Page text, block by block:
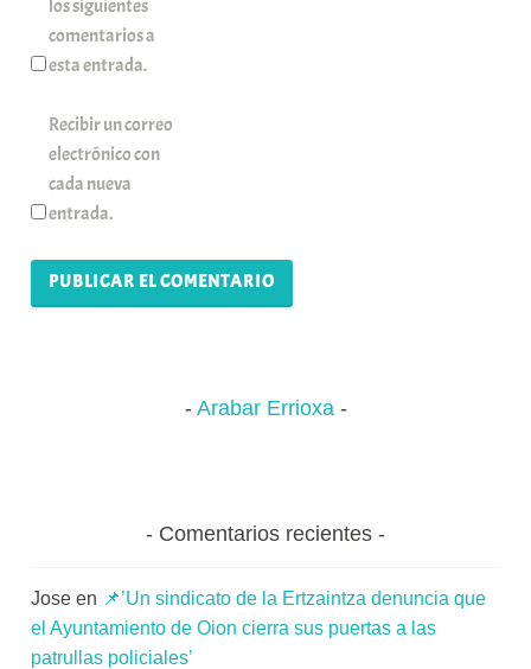
los siguientes
comentarios a
esta entrada.
Recibir un correo
electrónico con
cada nueva
entrada.
Arabar Errioxa
Comentarios recientes
Jose en 📌’Un sindicato de la Ertzaintza denuncia que
el Ayuntamiento de Oion cierra sus puertas a las
patrullas policiales’